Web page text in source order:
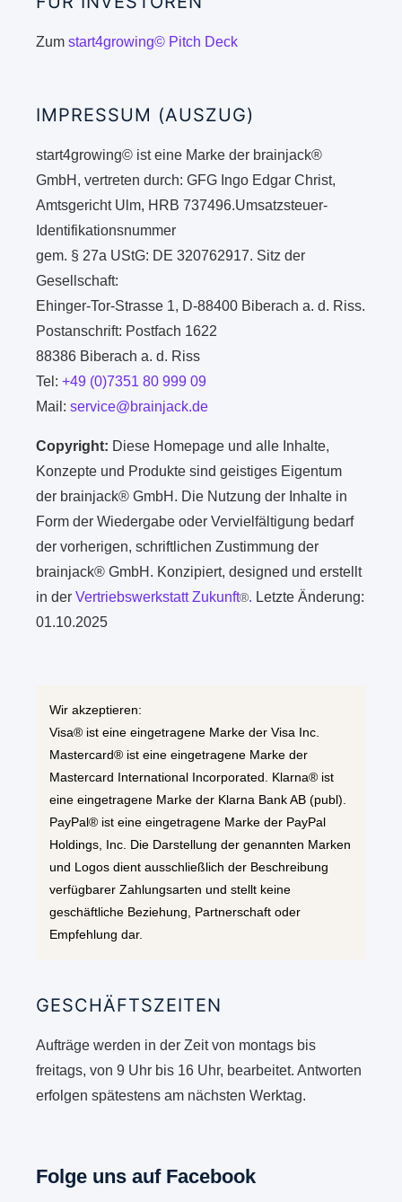
Zumstart4growing© Pitch Deck
IMPRESSUM (AUSZUG)
start4growing© ist eine Marke der brainjack®
GmbH, vertreten durch: GFG Ingo Edgar Christ,
Amtsgericht Ulm, HRB 737496.Umsatzsteuer-
Identifikationsnummer
gem. § 27a UStG: DE 320762917. Sitz der
Gesellschaft:
Ehinger-Tor-Strasse 1, D-88400 Biberach a. d. Riss.
Postanschrift: Postfach 1622
88386 Biberach a. d. Riss
Tel:+49 (0)7351 80 999 09
Mail:service@brainjack.de
Copyright: Diese Homepage und alle Inhalte,
Konzepte und Produkte sind geistiges Eigentum
der brainjack® GmbH. Die Nutzung der Inhalte in
Form der Wiedergabe oder Vervielfältigung bedarf
der vorherigen, schriftlichen Zustimmung der
brainjack® GmbH. Konzipiert, designed und erstellt
in derVertriebswerkstatt Zukunft®. Letzte Änderung:
01.10.2025
Wir akzeptieren:
Visa® ist eine eingetragene Marke der Visa Inc.
Mastercard® ist eine eingetragene Marke der
Mastercard International Incorporated. Klarna® ist
eine eingetragene Marke der Klarna Bank AB (publ).
PayPal® ist eine eingetragene Marke der PayPal
Holdings, Inc. Die Darstellung der genannten Marken
und Logos dient ausschließlich der Beschreibung
verfügbarer Zahlungsarten und stellt keine
geschäftliche Beziehung, Partnerschaft oder
Empfehlung dar.
GESCHÄFTSZEITEN
Aufträge werden in der Zeit von montags bis
freitags, von 9 Uhr bis 16 Uhr, bearbeitet. Antworten
erfolgen spätestens am nächsten Werktag.
Folge uns auf Facebook